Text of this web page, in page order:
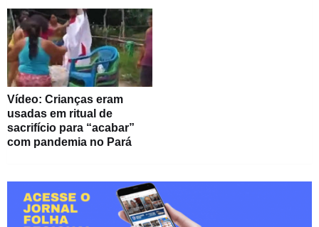
Vídeo: Crianças eram
usadas em ritual de
sacrifício para “acabar”
com pandemia no Pará